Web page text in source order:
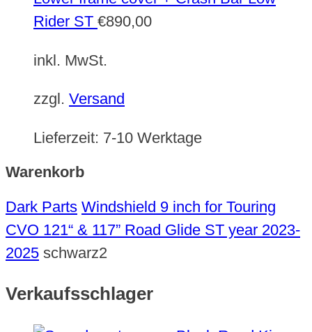
Rider ST €890,00
inkl. MwSt.
zzgl. Versand
Lieferzeit: 7-10 Werktage
Warenkorb
Dark Parts Windshield 9 inch for Touring
CVO 121“ & 117” Road Glide ST year 2023-
2025 schwarz2
Verkaufsschlager